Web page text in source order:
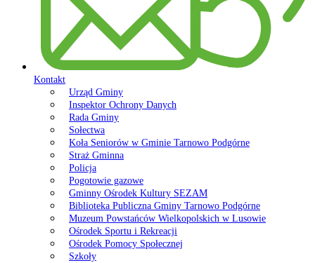
Kontakt
Urząd Gminy
Inspektor Ochrony Danych
Rada Gminy
Sołectwa
Koła Seniorów w Gminie Tarnowo Podgórne
Straż Gminna
Policja
Pogotowie gazowe
Gminny Ośrodek Kultury SEZAM
Biblioteka Publiczna Gminy Tarnowo Podgórne
Muzeum Powstańców Wielkopolskich w Lusowie
Ośrodek Sportu i Rekreacji
Ośrodek Pomocy Społecznej
Szkoły